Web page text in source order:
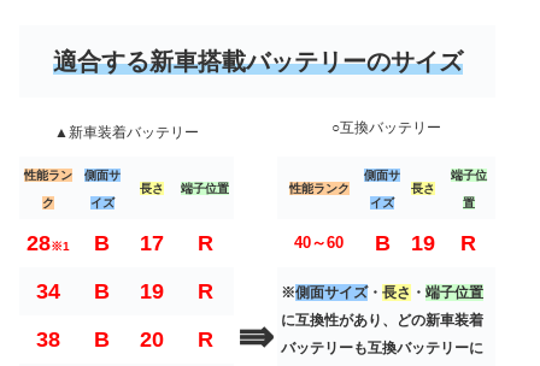
適合する新車搭載バッテリーのサイズ
▲新車装着バッテリー ○互換バッテリー
性能ラン
ク
側面サ
イズ
長さ 端子位置 性能ランク
側面サ
イズ
長さ
端子位
置
28※1 B 17 R
⇛
40～60 B 19
R
34
B 19 R ※側面サイズ・ 長さ ・ 端子位置
に互換性があり、どの新車装着
バッテリーも互換バッテリーに
38 B 20
R